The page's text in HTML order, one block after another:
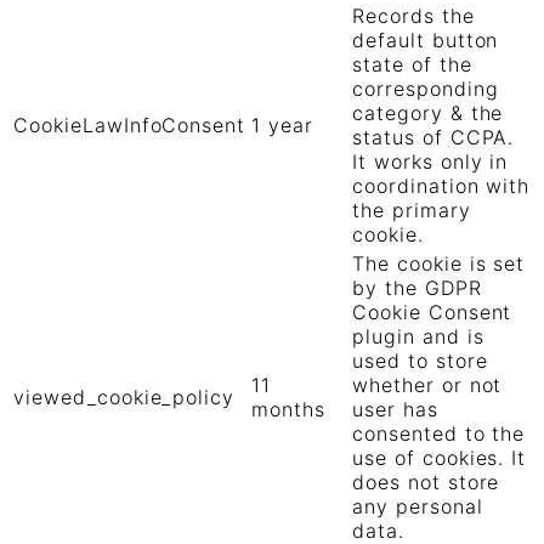
CookieLawInfoConsent 1 year
Records the
default button
state of the
corresponding
category & the
status of CCPA.
It works only in
coordination with
the primary
cookie.
viewed_cookie_policy
11
months
The cookie is set
by the GDPR
Cookie Consent
plugin and is
used to store
whether or not
user has
consented to the
use of cookies. It
does not store
any personal
data.